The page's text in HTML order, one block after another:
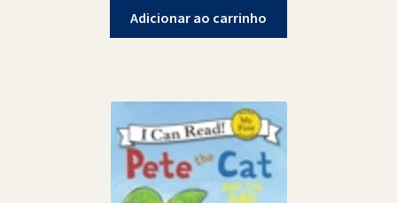
Adicionar ao carrinho